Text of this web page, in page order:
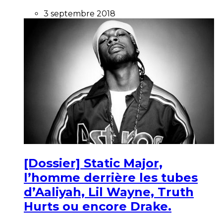
3 septembre 2018
[Dossier] Static Major,
l’homme derrière les tubes
d’Aaliyah, Lil Wayne, Truth
Hurts ou encore Drake.